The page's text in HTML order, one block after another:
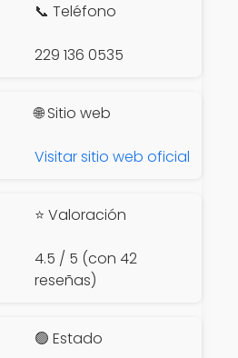
📞 Teléfono
229 136 0535
🌐 Sitio web
Visitar sitio web oficial
⭐ Valoración
4.5 / 5 (con 42
reseñas)
🟢 Estado